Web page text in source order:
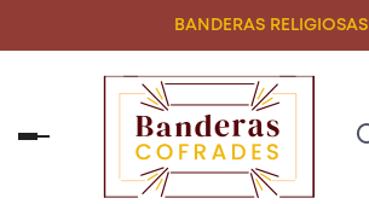
BANDERAS RELIGIOSAS
Navegación
palanca